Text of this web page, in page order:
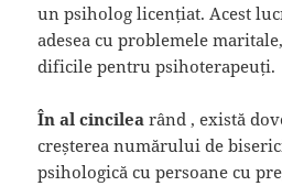
un psiholog licențiat. Acest
adesea cu problemele
dificile pentru psihoterapeuți.
În al cincilea rând , există
creșterea numărului de
psihologică cu persoane cu